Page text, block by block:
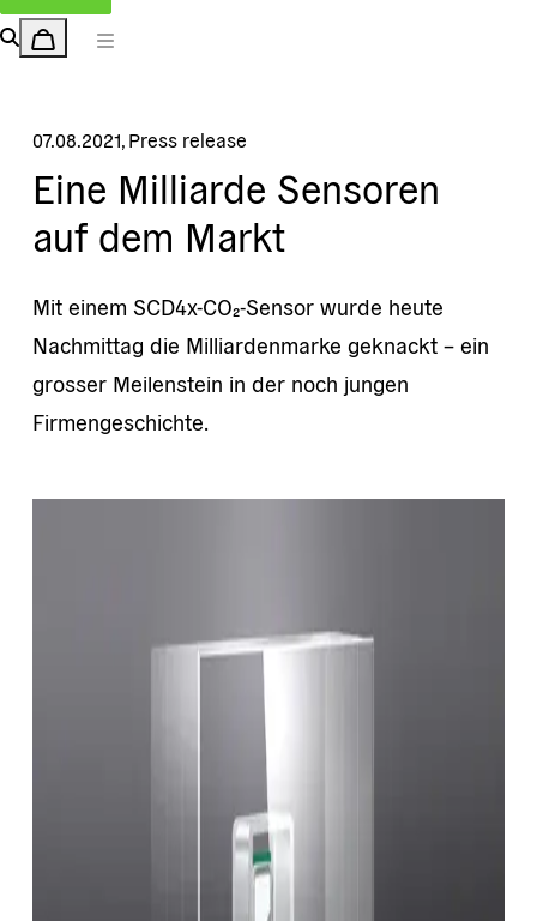
07.08.2021, Press release
Eine Milliarde Sensoren
auf dem Markt
Mit einem SCD4x-CO₂-Sensor wurde heute
Nachmittag die Milliardenmarke geknackt – ein
grosser Meilenstein in der noch jungen
Firmengeschichte.